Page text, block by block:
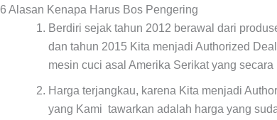
6 Alasan Kenapa Harus Bos Pengering
Berdiri sejak tahun 2012 berawal dari
dan tahun 2015 Kita menjadi Authorized
mesin cuci asal Amerika Serikat yang
Harga terjangkau, karena Kita menjadi
yang Kami tawarkan adalah harga yang